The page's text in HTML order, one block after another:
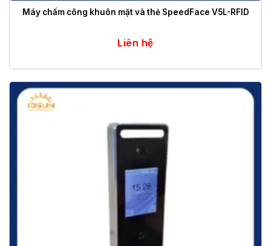
Máy chấm công khuôn mặt và thẻ SpeedFace V5L-RFID
Liên hệ